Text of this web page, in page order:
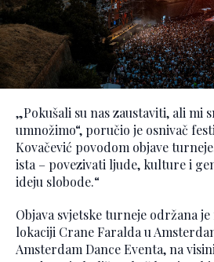
„Pokušali su nas zaustaviti, ali mi
umnožimo“, poručio je osnivač
Kovačević povodom objave
ista – povezivati ljude, kulture i
ideju slobode.“
Objava svjetske turneje održana
lokaciji Crane Faralda u
Amsterdam Dance Eventa, na